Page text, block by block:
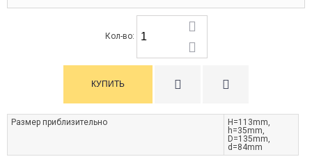
Кол-во:
Размер приблизительно
H=113mm,
h=35mm,
D=135mm,
d=84mm